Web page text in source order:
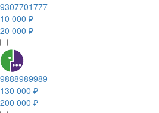
9307701777
10 000 ₽
20 000 ₽
9888989989
130 000 ₽
200 000 ₽